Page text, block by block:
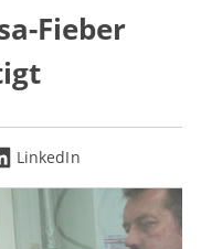
Fieber
LinkedIn